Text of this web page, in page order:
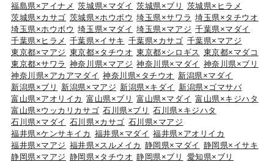
福島県×アイナメ 茨城県×マダイ 茨城県×ブリ
茨城県×ヒラメ
茨城県×カサゴ 茨城県×ホウボウ 埼玉県×サワラ 埼玉県×タチウオ
埼玉県×ホウボウ 埼玉県×マダイ 埼玉県×マアジ 千葉県×マダイ
千葉県×ヒラメ 千葉県×イサキ 千葉県×カサゴ 千葉県×マアジ
東京都×マアジ 東京都×タチウオ 東京都×シロギス 東京都×マダコ
東京都×サワラ 神奈川県×マアジ 神奈川県×マダイ 神奈川県×ブリ
神奈川県×アカアマダイ 神奈川県×タチウオ 新潟県×マダイ
新潟県×ブリ
新潟県×マアジ 新潟県×キダイ
新潟県×ゴマサバ
富山県×アオリイカ 富山県×ブリ 富山県×マダイ 富山県×キジハタ
富山県×ウッカリカサゴ 石川県×ブリ
石川県×キジハタ
石川県×マダイ 石川県×カサゴ 石川県×マアジ
福井県×ケンサキイカ 福井県×マダイ 福井県×アオリイカ
福井県×マアジ 福井県×スルメイカ 静岡県×マダイ 静岡県×イサキ
静岡県×マアジ 静岡県×タチウオ 静岡県×ブリ
愛知県×ブリ